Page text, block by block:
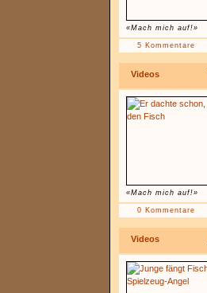
«Mach mich auf!»
5 Kommentare
Videos
«Mach mich auf!»
0 Kommentare
Videos